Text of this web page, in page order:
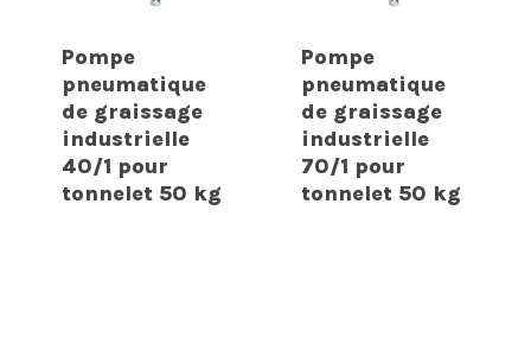
Pompe
pneumatique
de graissage
industrielle
40/1 pour
tonnelet 50 kg
Pompe
pneumatique
de graissage
industrielle
70/1 pour
tonnelet 50 kg